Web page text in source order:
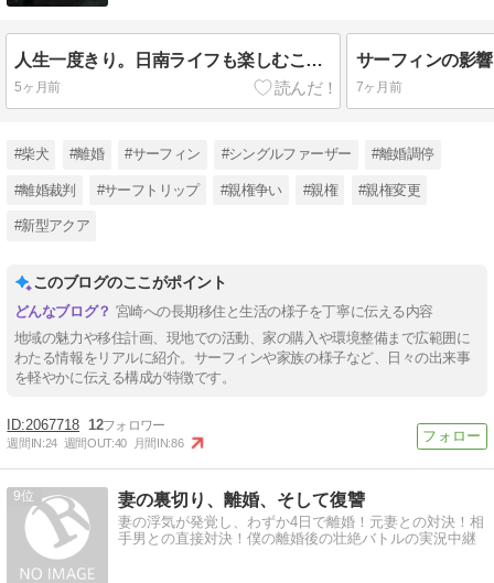
人生一度きり。日南ライフも楽しむことにしました！
5ヶ月前 7ヶ月前
#柴犬 #離婚 #サーフィン #シングルファーザー #離婚調停
#離婚裁判 #サーフトリップ #親権争い #親権 #親権変更
#新型アクア
このブログのここがポイント
宮崎への長期移住と生活の様子を丁寧に伝える内容
地域の魅力や移住計画、現地での活動、家の購入や環境整備まで広範囲に
わたる情報をリアルに紹介。サーフィンや家族の様子など、日々の出来事
を軽やかに伝える構成が特徴です。
2067718 12
週間IN:24 週間OUT:40 月間IN:86
9 妻の裏切り、離婚、そして復讐
妻の浮気が発覚し、わずか4日で離婚！元妻との対決！相
手男との直接対決！僕の離婚後の壮絶バトルの実況中継